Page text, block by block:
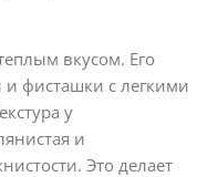
вкусом. Его
и фисташки с легкими
у
и
Это делает